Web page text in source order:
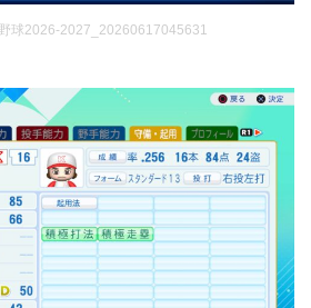
球2026-2027_20260617045631